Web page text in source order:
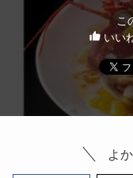
こ
いい
よ